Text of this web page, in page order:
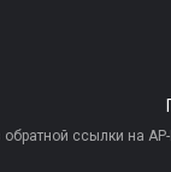
ссылки на